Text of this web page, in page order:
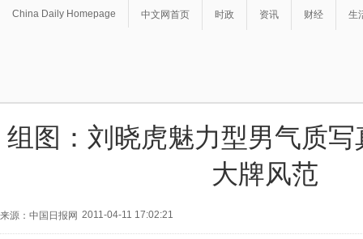
China Daily Homepage 中文网首页 时政 资讯 财经 生
组图：刘晓虎魅力型男气质
大牌风范
来源：中国日报网 2011-04-11 17:02:21